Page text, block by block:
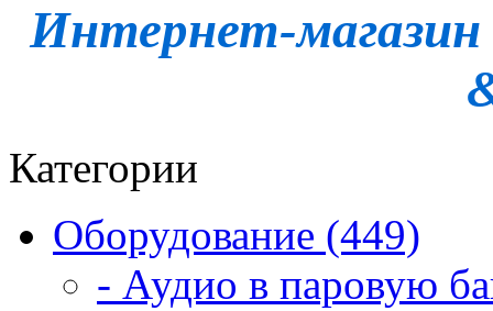
Интернет-магазин
Категории
Оборудование (449)
- Аудио в паровую